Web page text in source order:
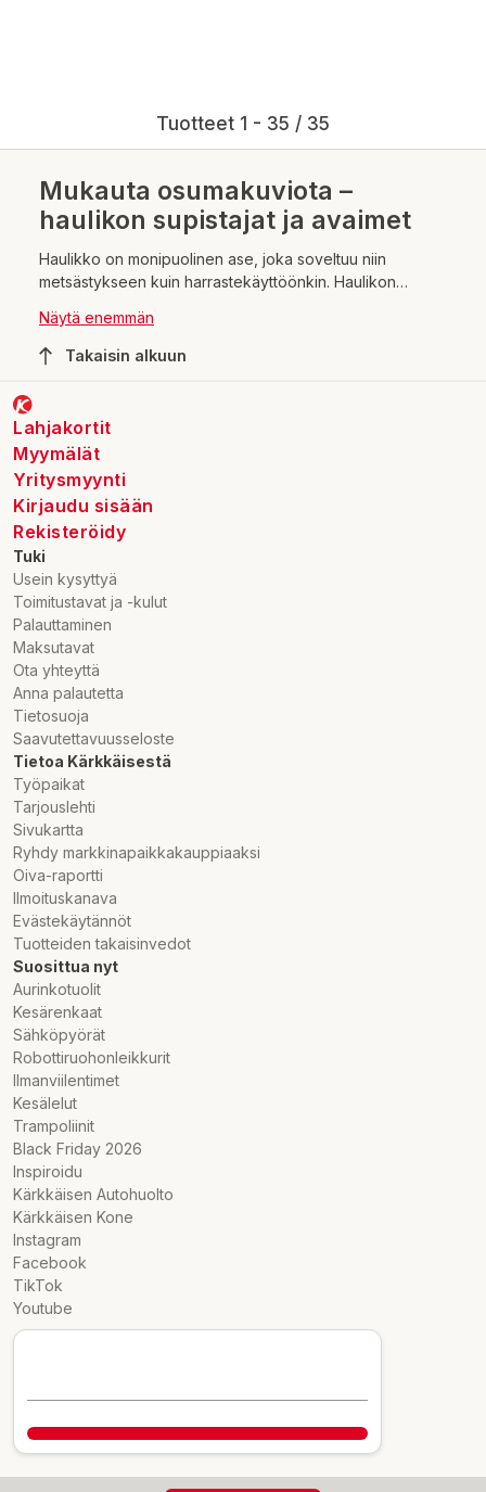
Tuotteet 1 - 35 / 35
Mukauta osumakuviota –
haulikon supistajat ja avaimet
Haulikko on monipuolinen ase, joka soveltuu niin
metsästykseen kuin harrastekäyttöönkin. Haulikon
takaa turvallisuuden ja tehokkuuden. Haulikon supistajat ja
avaimet ovat välttämättömiä tarvikkeita, joilla voit
Näytä enemmän
Takaisin alkuun
Lahjakortit
Myymälät
Yritysmyynti
Kirjaudu sisään
Rekisteröidy
Tuki
Usein kysyttyä
Toimitustavat ja -kulut
Palauttaminen
Maksutavat
Ota yhteyttä
Anna palautetta
Tietosuoja
Saavutettavuusseloste
Tietoa Kärkkäisestä
Työpaikat
Tarjouslehti
Sivukartta
Ryhdy markkinapaikkakauppiaaksi
Oiva-raportti
Ilmoituskanava
Evästekäytännöt
Tuotteiden takaisinvedot
Suosittua nyt
Aurinkotuolit
Kesärenkaat
Sähköpyörät
Robottiruohonleikkurit
Ilmanviilentimet
Kesälelut
Trampoliinit
Black Friday 2026
Inspiroidu
Kärkkäisen Autohuolto
Kärkkäisen Kone
Instagram
Facebook
TikTok
Youtube